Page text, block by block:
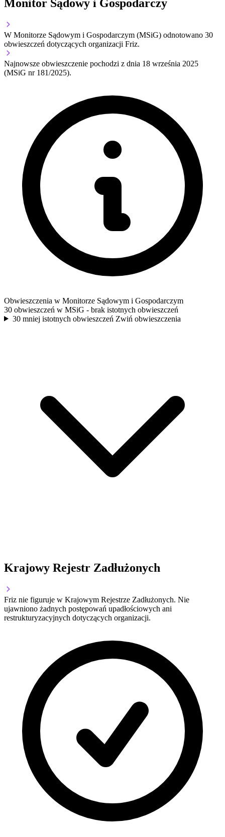
Monitor Sądowy i Gospodarczy
W Monitorze Sądowym i Gospodarczym (MSiG) odnotowano 30
obwieszczeń dotyczących organizacji Friz.
Najnowsze obwieszczenie pochodzi z dnia 18 września 2025
(MSiG nr 181/2025).
Obwieszczenia w Monitorze Sądowym i Gospodarczym
30 obwieszczeń w MSiG - brak istotnych obwieszczeń
30 mniej istotnych obwieszczeń Zwiń obwieszczenia
Krajowy Rejestr Zadłużonych
Friz nie figuruje w Krajowym Rejestrze Zadłużonych. Nie
ujawniono żadnych postępowań upadłościowych ani
restrukturyzacyjnych dotyczących organizacji.